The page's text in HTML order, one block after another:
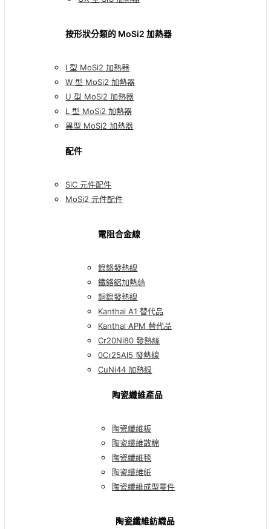
按形狀分類的 MoSi2 加熱器
I 型 MoSi2 加熱器
W 型 MoSi2 加熱器
U 型 MoSi2 加熱器
L 型 MoSi2 加熱器
異型 MoSi2 加熱器
配件
SiC 元件配件
MoSi2 元件配件
電阻合金線
鎳鉻發熱線
鐵鉻鋁加熱絲
銅鎳發熱線
Kanthal A1 替代品
Kanthal APM 替代品
Cr20Ni80 發熱絲
0Cr25Al5 發熱線
CuNi44 加熱線
陶瓷纖維產品
陶瓷纖維板
陶瓷纖維散棉
陶瓷纖維毯
陶瓷纖維紙
陶瓷纖維成型零件
陶瓷纖維紡織品